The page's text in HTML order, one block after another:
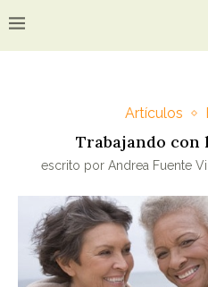
Artículos
Trabajando con
escrito por Andrea Fuente